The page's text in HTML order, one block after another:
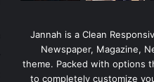
Jannah is a Clean
Newspaper, Magazine,
theme. Packed with options
to completely customize